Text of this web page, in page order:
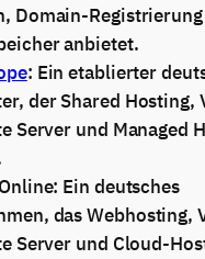
Domain-
anbietet.
: Ein etablierter
der Shared Hosting,
Server und Managed
Online: Ein deutsches
das Webhosting,
Server und Cloud-